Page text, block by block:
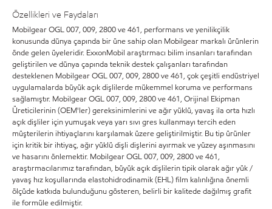
Özellikleri ve Faydaları
Mobilgear OGL 007, 009, 2800 ve 461, performans ve yenilikçilik
konusunda dünya çapında bir üne sahip olan Mobilgear markalı ürünlerin
önde gelen üyeleridir. ExxonMobil araştırmacı bilim insanları tarafından
geliştirilen ve dünya çapında teknik destek çalışanları tarafından
desteklenen Mobilgear OGL 007, 009, 2800 ve 461, çok çeşitli endüstriyel
uygulamalarda büyük açık dişlilerde mükemmel koruma ve performans
sağlamıştır. Mobilgear OGL 007, 009, 2800 ve 461, Orijinal Ekipman
Üreticilerinin (OEM'ler) gereksinimlerini ve ağır yüklü, yavaş ila orta hızlı
açık dişliler için yumuşak veya yarı sıvı gres kullanmayı tercih eden
müşterilerin ihtiyaçlarını karşılamak üzere geliştirilmiştir. Bu tip ürünler
için kritik bir ihtiyaç, ağır yüklü dişli dişlerini ayırmak ve yüzey aşınmasını
ve hasarını önlemektir. Mobilgear OGL 007, 009, 2800 ve 461,
araştırmacılarımız tarafından, büyük açık dişlilerin tipik olarak ağır yük /
yavaş hız koşullarında elastohidrodinamik (EHL) film kalınlığına önemli
ölçüde katkıda bulunduğunu gösteren, belirli bir kalitede dağılmış grafit
ile formüle edilmiştir.